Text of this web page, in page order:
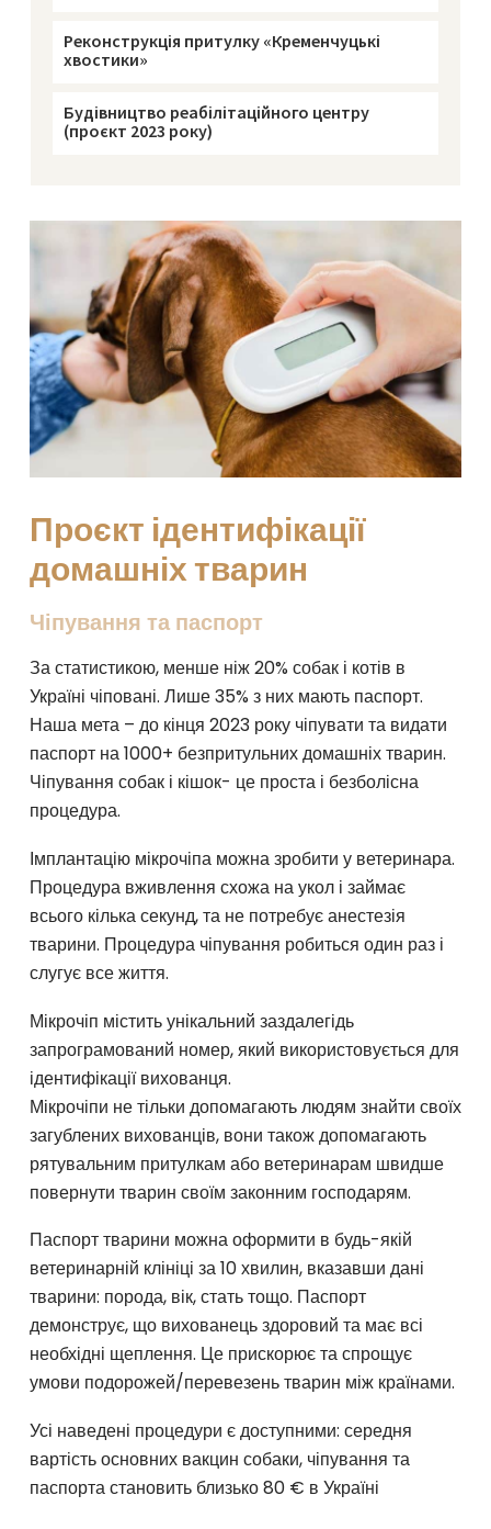
Реконструкція притулку «Кременчуцькі
хвостики»
Будівництво реабілітаційного центру
(проєкт 2023 року)
Проєкт ідентифікації
домашніх тварин
Чіпування та паспорт
За статистикою, менше ніж 20% собак і котів в
Україні чіповані. Лише 35% з них мають паспорт.
Наша мета – до кінця 2023 року чіпувати та видати
паспорт на 1000+ безпритульних домашніх тварин.
Чіпування собак і кішок- це проста і безболісна
процедура.
Імплантацію мікрочіпа можна зробити у ветеринара.
Процедура вживлення схожа на укол і займає
всього кілька секунд, та не потребує анестезія
тварини. Процедура чіпування робиться один раз і
слугує все життя.
Мікрочіп містить унікальний заздалегідь
запрограмований номер, який використовується для
ідентифікації вихованця.
Мікрочіпи не тільки допомагають людям знайти своїх
загублених вихованців, вони також допомагають
рятувальним притулкам або ветеринарам швидше
повернути тварин своїм законним господарям.
Паспорт тварини можна оформити в будь-якій
ветеринарній клініці за 10 хвилин, вказавши дані
тварини: порода, вік, стать тощо. Паспорт
демонструє, що вихованець здоровий та має всі
необхідні щеплення. Це прискорює та спрощує
умови подорожей/перевезень тварин між країнами.
Усі наведені процедури є доступними: середня
вартість основних вакцин собаки, чіпування та
паспорта становить близько 80 € в Україні